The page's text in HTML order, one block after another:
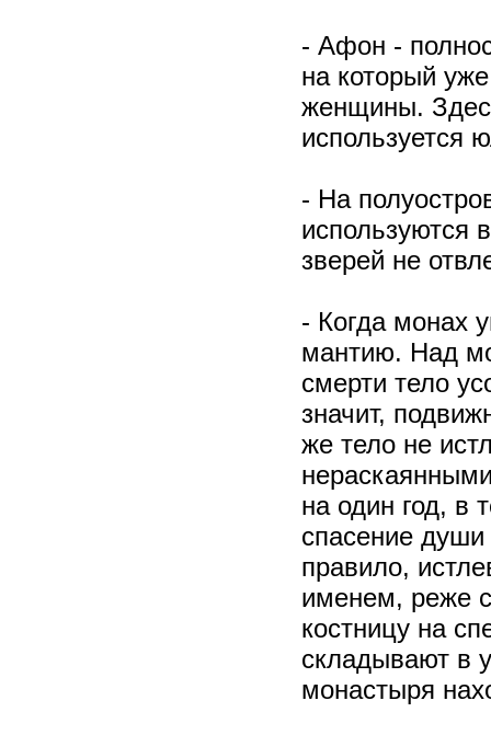
- Афон -
на который
женщины.
используется
- На
используются
зверей не
- Когда монах
мантию. Над
смерти тело
значит,
же тело не
на один год, в
спасение души
правило,
именем, реже
костницу на
складывают в
монастыря